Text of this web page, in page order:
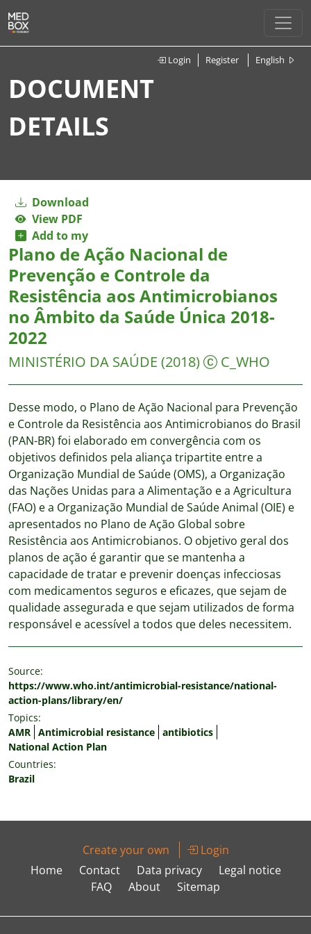
Login Register English
DOCUMENT
DETAILS
Download
View PDF
Add to my
Plano de Ação Nacional de
Prevenção e Controle da
Resistência aos Antimicrobianos
no Âmbito da Saúde Única 2018-
2022
MINISTÉRIO DA SAÚDE (2018) C_WHO
Desse modo, o Plano de Ação Nacional para Prevenção
e Controle da Resistência aos Antimicrobianos do Brasil
(PAN-BR) foi elaborado em convergência com os
objetivos definidos pela aliança tripartite entre a
Organização Mundial de Saúde (OMS), a Organização
das Nações Unidas para a Alimentação e a Agricultura
(FAO) e a Organização Mundial de Saúde Animal (OIE) e
apresentados no Plano de Ação Global sobre
Resistência aos Antimicrobianos. O objetivo geral dos
planos de ação é garantir que se mantenha a
capacidade de tratar e prevenir doenças infecciosas
com medicamentos seguros e eficazes, que sejam de
qualidade assegurada e que sejam utilizados de forma
responsável e acessível a todos que deles necessitem.
Source:
https://www.who.int/antimicrobial-resistance/national-
action-plans/library/en/
Topics:
AMR Antimicrobial resistance antibiotics
National Action Plan
Countries:
Brazil
Create your own
Login
Home
Contact Data privacy
Legal notice
FAQ
About Sitemap